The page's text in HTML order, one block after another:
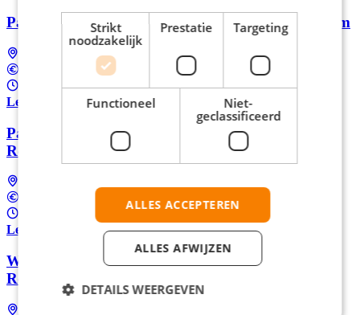
Parttime Social media expert vastgoed in Rotterdam
Tussen €17,24 en €22,99 per uur
16 uur per week
Lees meer
Parttime Communicatie medewerker in hartje
Rotterdam
Tussen €17,24 en €22,99 per uur
16 uur per week
Lees meer
Word weekend verkoopmedewerker bij Kiosk in
Rotterdam
Strikt
noodzakelijk
Prestatie Targeting
Functioneel
Niet-
geclassificeerd
ALLES ACCEPTEREN
ALLES AFWIJZEN
DETAILS WEERGEVEN